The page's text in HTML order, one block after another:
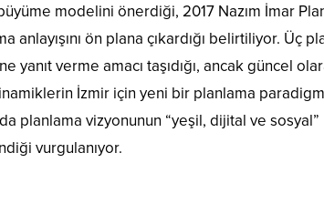
modelini önerdiği, 2017 Nazım İmar
ön plana çıkardığı belirtiliyor. Üç
verme amacı taşıdığı, ancak güncel
İzmir için yeni bir planlama
planlama vizyonunun “yeşil, dijital ve sosyal”
vurgulanıyor.